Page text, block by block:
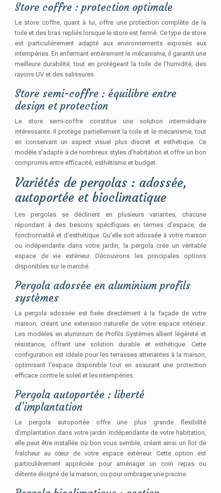
Store coffre : protection optimale
Le store coffre, quant à lui, offre une protection complète de la
toile et des bras repliés lorsque le store est fermé. Ce type de store
est particulièrement adapté aux environnements exposés aux
intempéries. En enfermant entièrement le mécanisme, il garantit une
meilleure durabilité, tout en protégeant la toile de l’humidité, des
rayons UV et des salissures.
Store semi-coffre : équilibre entre
design et protection
Le store semi-coffre constitue une solution intermédiaire
intéressante. Il protège partiellement la toile et le mécanisme, tout
en conservant un aspect visuel plus discret et esthétique. Ce
modèle s’adapte à de nombreux styles d’habitation et offre un bon
compromis entre efficacité, esthétisme et budget.
Variétés de pergolas : adossée,
autoportée et bioclimatique
Les pergolas se déclinent en plusieurs variantes, chacune
répondant à des besoins spécifiques en termes d’espace, de
fonctionnalité et d’esthétique. Qu’elle soit adossée à votre maison
ou indépendante dans votre jardin, la pergola crée un véritable
espace de vie extérieur. Découvrons les principales options
disponibles sur le marché.
Pergola adossée en aluminium profils
systèmes
La pergola adossée est fixée directement à la façade de votre
maison, créant une extension naturelle de votre espace intérieur.
Les modèles en aluminium de Profils Systèmes allient légèreté et
résistance, offrant une solution durable et esthétique. Cette
configuration est idéale pour les terrasses attenantes à la maison,
optimisant l’espace disponible tout en assurant une protection
efficace contre le soleil et les intempéries.
Pergola autoportée : liberté
d’implantation
La pergola autoportée offre une plus grande flexibilité
d’implantation dans votre jardin. Indépendante de votre habitation,
elle peut être installée où bon vous semble, créant ainsi un îlot de
fraîcheur au cœur de votre espace extérieur. Cette option est
particulièrement appréciée pour aménager un coin repas ou
détente éloigné de la maison, ou pour ombrager une piscine.